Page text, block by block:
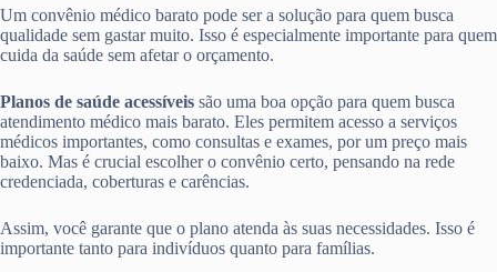
Um convênio médico barato pode ser a solução para quem busca
qualidade sem gastar muito. Isso é especialmente importante para quem
cuida da saúde sem afetar o orçamento.
Planos de saúde acessíveis são uma boa opção para quem busca
atendimento médico mais barato. Eles permitem acesso a serviços
médicos importantes, como consultas e exames, por um preço mais
baixo. Mas é crucial escolher o convênio certo, pensando na rede
credenciada, coberturas e carências.
Assim, você garante que o plano atenda às suas necessidades. Isso é
importante tanto para indivíduos quanto para famílias.